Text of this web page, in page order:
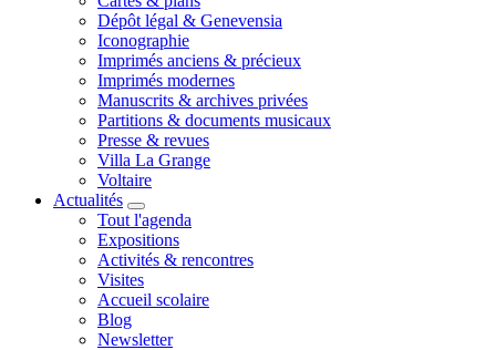
Dépôt légal & Genevensia
Iconographie
Imprimés anciens & précieux
Imprimés modernes
Manuscrits & archives privées
Partitions & documents musicaux
Presse & revues
Villa La Grange
Voltaire
Actualités
Tout l'agenda
Expositions
Activités & rencontres
Visites
Accueil scolaire
Blog
Newsletter